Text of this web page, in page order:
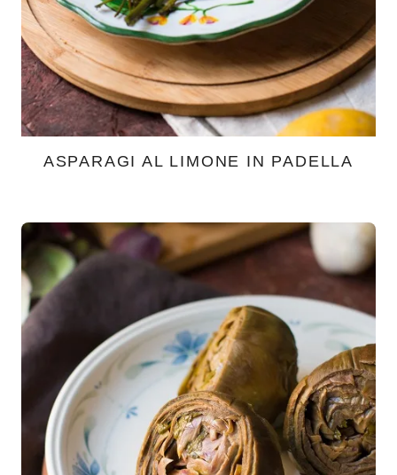
ASPARAGI AL LIMONE IN PADELLA